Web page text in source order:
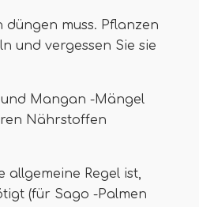
muss. Pflanzen
und vergessen Sie sie
und Mangan -Mängel
Nährstoffen
allgemeine Regel ist,
(für Sago -Palmen